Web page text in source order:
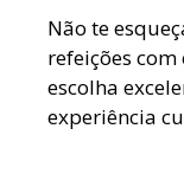
Não te
refeições
escolha
experiência